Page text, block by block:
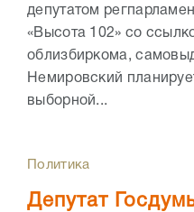
депутатом
«Высота 102» со
облизбиркома,
Немировский
выборной...
Политика
Депутат